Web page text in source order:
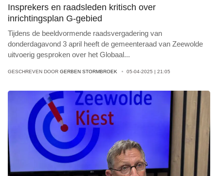
Insprekers en raadsleden kritisch over
inrichtingsplan G-gebied
Tijdens de beeldvormende raadsvergadering van
donderdagavond 3 april heeft de gemeenteraad van Zeewolde
uitvoerig gesproken over het Globaal...
GESCHREVEN DOOR GERBEN STORMBROEK 05-04-2025 | 21:05